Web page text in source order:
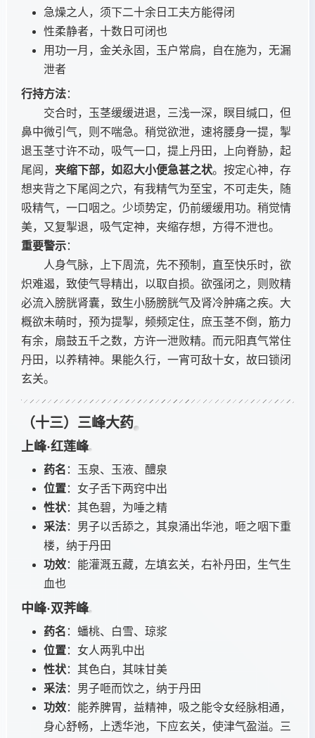
急燥之人，须下二十余日工夫方能得闭
性柔静者，十数日可闭也
用功一月，金关永固，玉户常扃，自在施为，无漏
泄者
行持方法：
交合时，玉茎缓缓进退，三浅一深，瞑目缄口，但
鼻中微引气，则不喘急。稍觉欲泄，速将腰身一提，掣
退玉茎寸许不动，吸气一口，提上丹田，上向脊胁，起
尾闾， 夹缩下部，如忍大小便急甚之状。按定心神，存
想夹背之下尾闾之穴，有我精气为至宝，不可走失，随
吸精气，一口咽之。少顷势定，仍前缓缓用功。稍觉情
美，又复掣退，吸气定神，夹缩存想，方得不泄也。
重要警示：
人身气脉，上下周流，先不预制，直至快乐时，欲
炽难遏，致使气导精出，以取自损。欲强闭之，则败精
必流入膀胱肾囊，致生小肠膀胱气及肾冷肿痛之疾。大
概欲未萌时，预为提掣，频频定住，庶玉茎不倒，筋力
有余，扇鼓五千之数，方许一泄败精。而元阳真气常住
丹田，以养精神。果能久行，一宵可敌十女，故曰锁闭
玄关。
（十三）三峰大药
上峰·红莲峰
药名 ：玉泉、玉液、醴泉
位置：女子舌下两窍中出
性状：其色碧，为唾之精
采法：男子以舌舔之，其泉涌出华池，咂之咽下重
楼，纳于丹田
功效：能灌溉五藏，左填玄关，右补丹田，生气生
血也
中峰·双荠峰
药名 ：蟠桃、白雪、琼浆
位置：女人两乳中出
性状：其色白，其味甘美
采法：男子咂而饮之，纳于丹田
功效：能养脾胃，益精神，吸之能令女经脉相通，
身心舒畅，上透华池，下应玄关，使津气盈溢。三